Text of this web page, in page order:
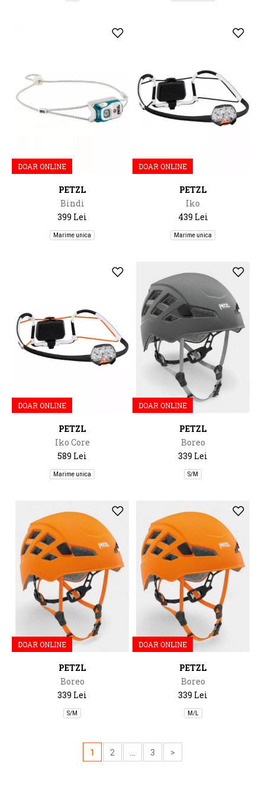
DOAR ONLINE
PETZL
Bindi
399 Lei
Marime unica
DOAR ONLINE
PETZL
Iko
439 Lei
Marime unica
DOAR ONLINE
PETZL
Iko Core
589 Lei
Marime unica
DOAR ONLINE
PETZL
Boreo
339 Lei
S/M
DOAR ONLINE
PETZL
Boreo
339 Lei
S/M
DOAR ONLINE
PETZL
Boreo
339 Lei
M/L
1 2 3 >